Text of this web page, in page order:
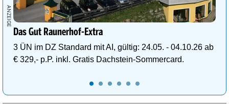
Das Gut Raunerhof-Extra
3 ÜN im DZ Standard mit AI, gültig: 24.05. - 04.10.26 ab
€ 329,- p.P. inkl. Gratis Dachstein-Sommercard.